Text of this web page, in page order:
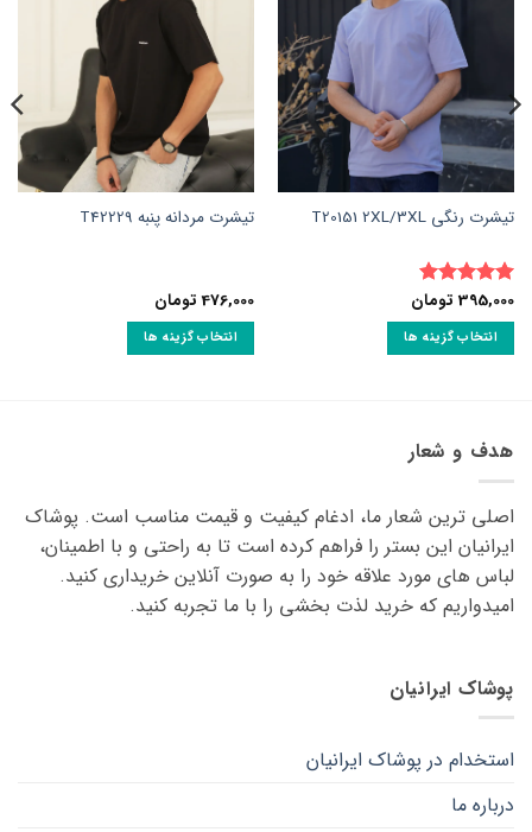
تیشرت رنگی T20151 2XL/3XL
نمره5از
5
395,000 تومان
انتخاب گزینه ها
انواع
مختلفی
می
باشد.
گزینه
ها
ممکن
است
محصول
انتخاب
تیشرت مردانه پنبه T42229
476,000 تومان
انتخاب گزینه ها
باشد.
گزینه
ممکن
است
هدف و شعار
اصلی ترین شعار ما، ادغام کیفیت و قیمت مناسب است. پوشاک
ایرانیان این بستر را فراهم کرده است تا به راحتی و با اطمینان،
لباس های مورد علاقه ‌خود را به صورت آنلاین خریداری کنید.
امیدواریم که خرید لذت ‌بخشی را با ما تجربه کنید.
پوشاک ایرانیان
استخدام در پوشاک ایرانیان
درباره ما